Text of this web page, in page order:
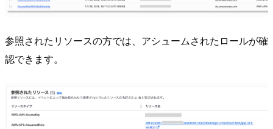
参照されたリソースの方では、アシュームされたロールが確
認できます。